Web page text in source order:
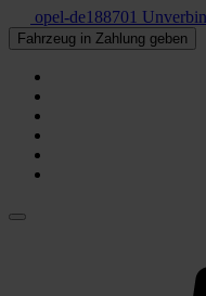
opel-de188701
Fahrzeug in Zahlung geben